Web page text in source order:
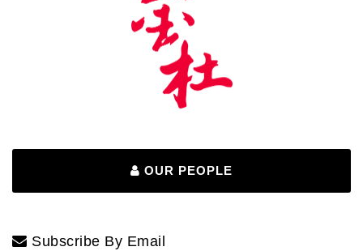
OUR PEOPLE
Subscribe By Email